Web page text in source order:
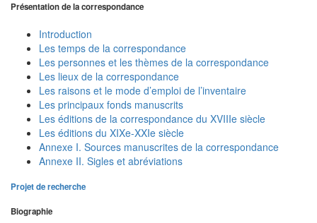
Présentation de la correspondance
Introduction
Les temps de la correspondance
Les personnes et les thèmes de la correspondance
Les lieux de la correspondance
Les raisons et le mode d’emploi de l’inventaire
Les principaux fonds manuscrits
Les éditions de la correspondance du XVIIIe siècle
Les éditions du XIXe-XXIe siècle
Annexe I. Sources manuscrites de la correspondance
Annexe II. Sigles et abréviations
Projet de recherche
Biographie